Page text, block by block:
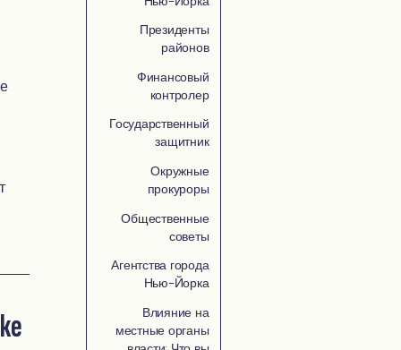
Президенты
районов
Финансовый
контролер
Государственный
защитник
Окружные
прокуроры
Общественные
советы
Агентства города
Нью-Йорка
Влияние на
местные органы